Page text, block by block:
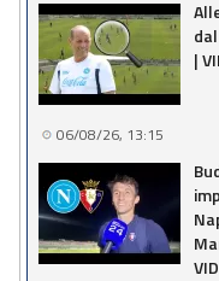
|
06/08/26, 13:15